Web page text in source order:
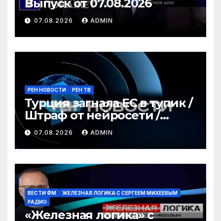
Выпуск от 07.08.2026
07.08.2026 ADMIN
РЕН НОВОСТИ РЕН ТВ
Турция загнала ЕС в тупик /
Штраф от нейросети /
Война за пляжи / РЕН
Новости 12:30, 07.08.2026
07.08.2026 ADMIN
ВЕСТИ ФМ
ЖЕЛЕЗНАЯ ЛОГИКА С СЕРГЕЕМ МИХЕЕВЫМ
РАДИО
«Железная логика» с